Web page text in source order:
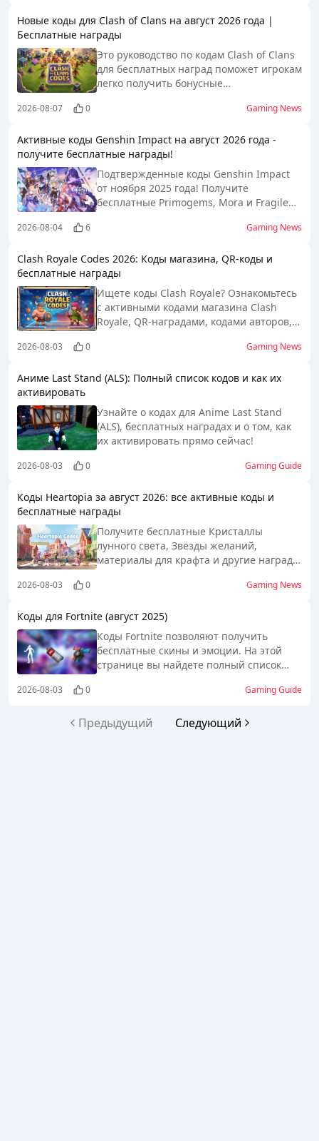
Новые коды для Clash of Clans на август 2026 года |
Бесплатные награды
Это руководство по кодам Clash of Clans
для бесплатных наград поможет игрокам
легко получить бонусные
ресурсы, усиления и специальные
как активировать промокоды в Clash of
Clans, чтобы вы могли максимально
использовать все доступные акции и
награды событий.
2026-08-07 0 Gaming News
Активные коды Genshin Impact на август 2026 года -
получите бесплатные награды!
Подтвержденные коды Genshin Impact
от ноября 2025 года! Получите
бесплатные Primogems, Mora и Fragile
инструкции по использованию, часто
неполадок - используйте до истечения
срока действия!
2026-08-04 6 Gaming News
Clash Royale Codes 2026: Коды магазина, QR-коды и
бесплатные награды
Ищете коды Clash Royale? Ознакомьтесь
с активными кодами магазина Clash
Royale, QR-наградами, кодами авторов,
2026-08-03 0 Gaming News
Аниме Last Stand (ALS): Полный список кодов и как их
активировать
Узнайте о кодах для Anime Last Stand
(ALS), бесплатных наградах и о том, как
их активировать прямо сейчас!
2026-08-03 0 Gaming Guide
Коды Heartopia за август 2026: все активные коды и
бесплатные награды
Получите бесплатные Кристаллы
лунного света, Звёзды желаний,
материалы для крафта и другие награды
Heartopia. Узнайте, как активировать
выставки.
2026-08-03 0 Gaming News
Коды для Fortnite (август 2025)
Коды Fortnite позволяют получить
бесплатные скины и эмоции. На этой
странице вы найдете полный список
2026-08-03 0 Gaming Guide
Предыдущий Следующий